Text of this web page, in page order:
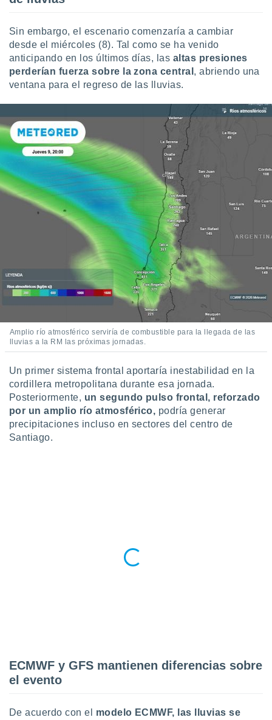
crear un
uso de
medir el
de la
el
de
o a través
de
mediante
publicidad
publicidad
de
Sin embargo, el escenario comenzaría a cambiar
desde el miércoles (8). Tal como se ha venido
anticipando en los últimos días, las altas presiones
perderían fuerza sobre la zona central , abriendo una
ventana para el regreso de las lluvias.
Amplio río atmosférico serviría de combustible para la llegada de las
lluvias a la RM las próximas jornadas.
Un primer sistema frontal aportaría inestabilidad en la
cordillera metropolitana durante esa jornada.
Posteriormente, un segundo pulso frontal, reforzado
por un amplio río atmosférico, podría generar
precipitaciones incluso en sectores del centro de
Santiago.
ECMWF y GFS mantienen diferencias sobre
el evento
De acuerdo con el modelo ECMWF, las lluvias se